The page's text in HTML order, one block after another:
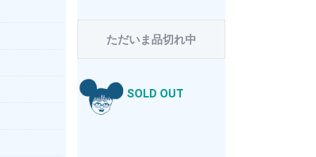
ただいま品切れ中
SOLD OUT